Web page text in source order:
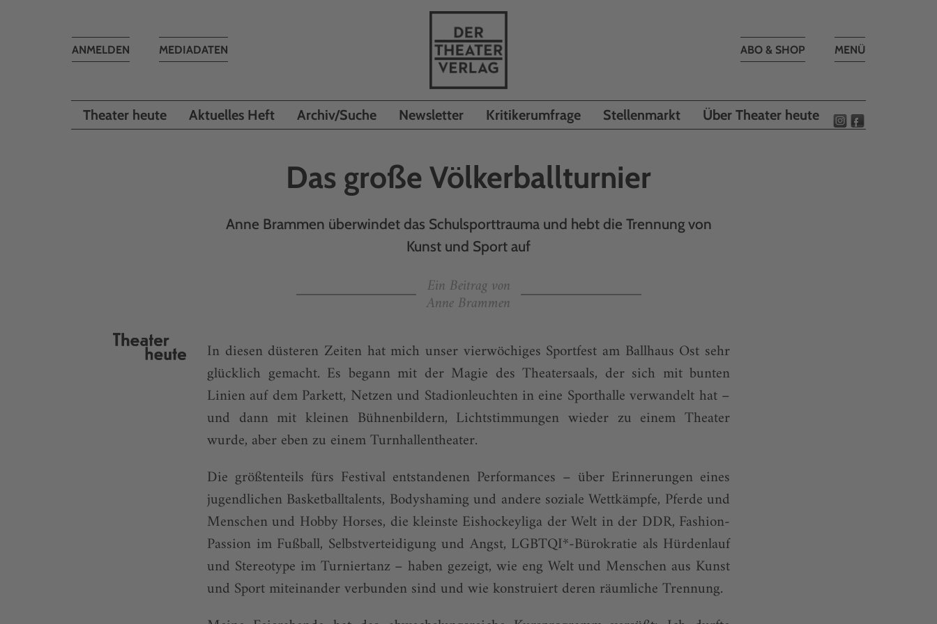
Toggle
MENÜ
ABO & SHOP
MEDIADATEN
Toggle
ANMELDEN
Theater heute Aktuelles Heft Archiv/Suche Newsletter Kritikerumfrage Stellenmarkt Über Theater heute
Das große Völkerballturnier
Anne Brammen überwindet das Schulsporttrauma und hebt die Trennung von
Kunst und Sport auf
Ein Beitrag von
Anne Brammen
In diesen düsteren Zeiten hat mich unser vierwöchiges Sportfest am Ballhaus Ost sehr
glücklich gemacht. Es begann mit der Magie des Theatersaals, der sich mit bunten
Linien auf dem Parkett, Netzen und Stadionleuchten in eine Sporthalle verwandelt hat –
und dann mit kleinen Bühnenbildern, Lichtstimmungen wieder zu einem Theater
wurde, aber eben zu einem Turnhallentheater.
Die größtenteils fürs Festival entstandenen Performances – über Erinnerungen eines
jugendlichen Basketballtalents, Bodyshaming und andere soziale Wettkämpfe, Pferde und
Menschen und Hobby Horses, die kleinste Eishockeyliga der Welt in der DDR, Fashion-
Passion im Fußball, Selbstverteidigung und Angst, LGBTQI*-Bürokratie als Hürdenlauf
und Stereotype im Turniertanz – haben gezeigt, wie eng Welt und Menschen aus Kunst
und Sport miteinander verbunden sind und wie konstruiert deren räumliche Trennung.